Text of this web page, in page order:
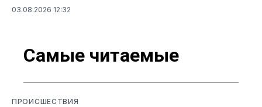
03.08.2026 12:32
Самые читаемые
ПРОИСШЕСТВИЯ